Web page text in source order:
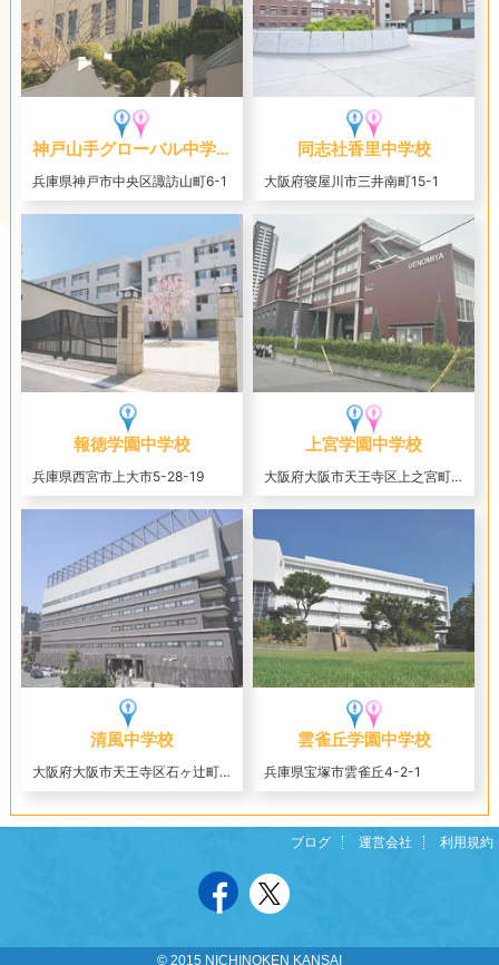
神戸山手グローバル中学校
兵庫県神戸市中央区諏訪山町6-1
同志社香里中学校
大阪府寝屋川市三井南町15-1
報徳学園中学校
兵庫県西宮市上大市5-28-19
上宮学園中学校
大阪府大阪市天王寺区上之宮町3-16
清風中学校
大阪府大阪市天王寺区石ヶ辻町12-16
雲雀丘学園中学校
兵庫県宝塚市雲雀丘4-2-1
© 2015 NICHINOKEN KANSAI
ブログ 運営会社 利用規約